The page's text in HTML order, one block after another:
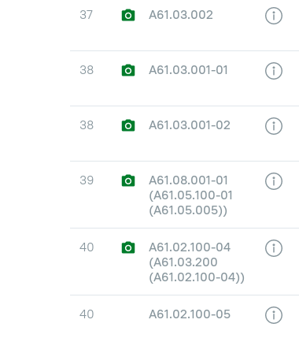
37 А61.03.002
38 А61.03.001-01
38 А61.03.001-02
39
А61.08.001-01
(А61.05.100-01
(А61.05.005))
40
А61.02.100-04
(А61.03.200
(А61.02.100-04))
40 А61.02.100-05